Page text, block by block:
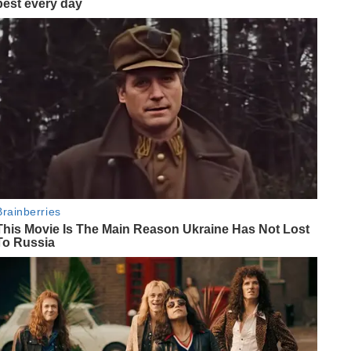
అలవాటు. ఇంకా కొంతమంది
"అమ్మా, నాన్నా" అని కూడా
అంటారు. ఏమీ అనకుండా
తుమ్మితే ఇంట్లో పెద్దలు కొందరు
"భగవంతుని పేరును స్మరించు"
అని చెబుతారు.